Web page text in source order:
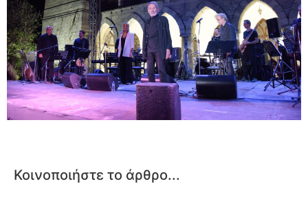
Κοινοποιήστε το άρθρο...